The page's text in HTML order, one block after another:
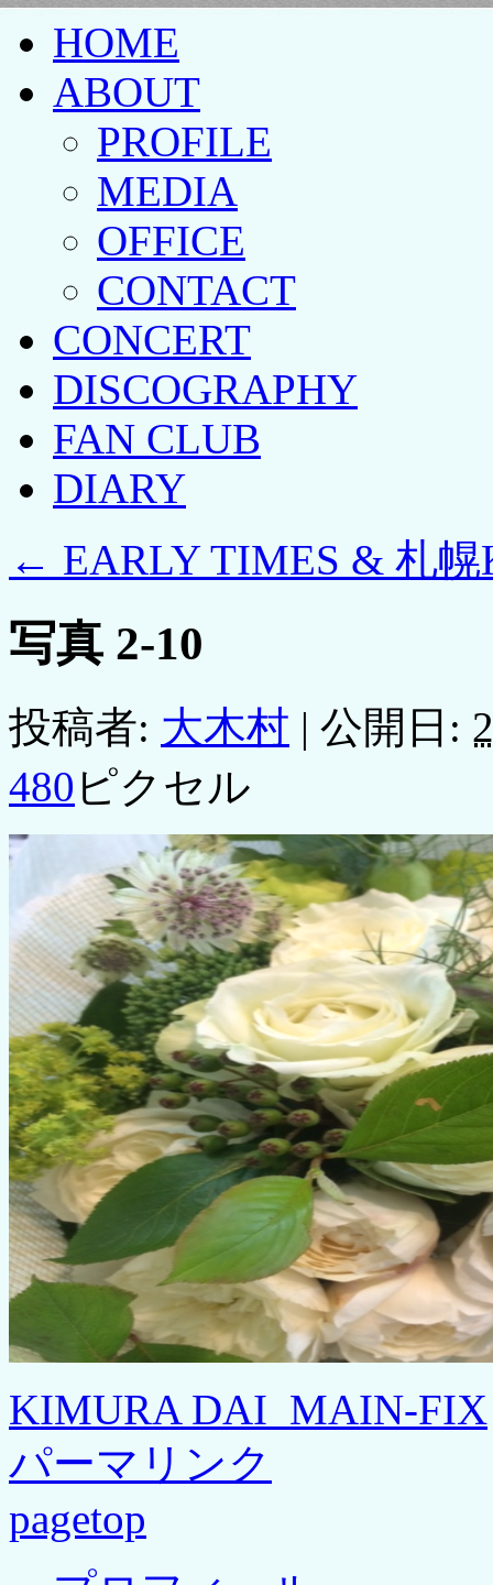
HOME
ABOUT
PROFILE
MEDIA
OFFICE
CONTACT
CONCERT
DISCOGRAPHY
FAN CLUB
DIARY
← EARLY TIMES & 札
写真 2-10
投稿者: 大木村 | 公開日:
480 ピクセル
KIMURA DAI_MAIN-FIX
パーマリンク
pagetop